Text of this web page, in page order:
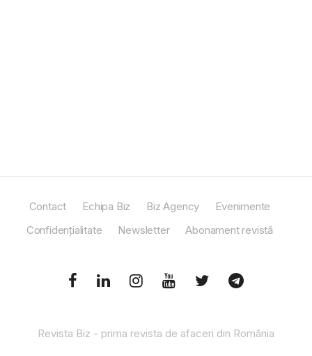
Contact Echipa Biz Biz Agency
Evenimente
Confidențialitate
Newsletter Abonament revistă
Revista Biz - prima revista de afaceri din România